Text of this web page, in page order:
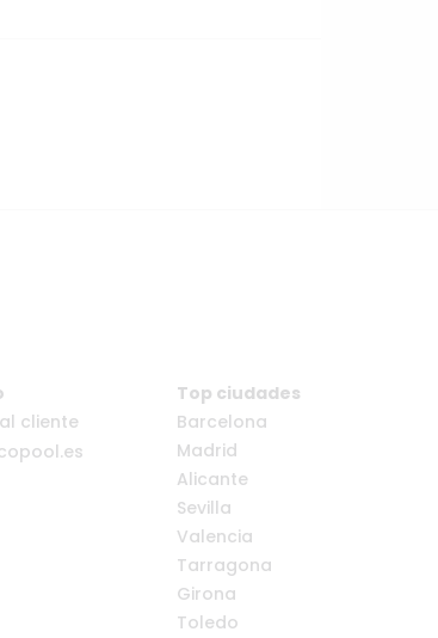
cliente
Top ciudades
Barcelona
Madrid
Alicante
Sevilla
Valencia
Tarragona
Girona
Toledo